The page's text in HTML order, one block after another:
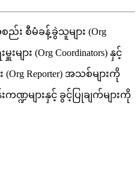
စည စမခနခသမ (Org
မမ (Org Coordinators) နင
(Org Reporter) အသစမက
ကဏမနင ခင ပခကမက